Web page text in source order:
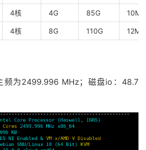
4核 4G 85G 10M
4核 8G 110G 12M
频为2499.996 MHz；磁盘io：48.7